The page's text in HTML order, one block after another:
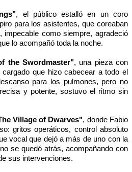
, el público estalló en un coro
para los asistentes, que coreaban
impecable como siempre, agradeció
lo acompañó toda la noche.
the Swordmaster", una pieza con
que hizo cabecear a todo el
para los pulmones, pero no
y potente, sostuvo el ritmo sin
Village of Dwarves", donde Fabio
gritos operáticos, control absoluto
vocal que dejó a más de uno con la
se quedó atrás, acompañando con
sus intervenciones.